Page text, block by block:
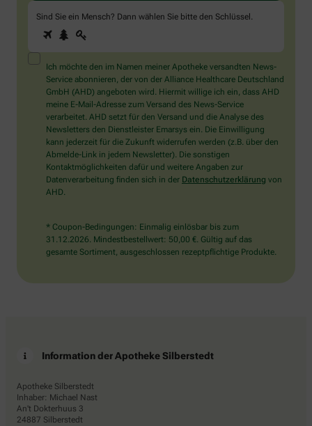
Sind Sie ein Mensch? Dann wählen Sie bitte den Schlüssel .
Sind
Sie
ein
Mensch?
Dann
wählen
Sie
bitte
den
Schlüssel.
1 2
Ich möchte den im Namen meiner Apotheke versandten News-
Service abonnieren, der von der Alliance Healthcare Deutschland
GmbH (AHD) angeboten wird. Hiermit willige ich ein, dass AHD
meine E-Mail-Adresse zum Versand des News-Service
verarbeitet. AHD setzt für den Versand und die Analyse des
Newsletters den Dienstleister Emarsys ein. Die Einwilligung
kann jederzeit für die Zukunft widerrufen werden (z.B. über den
Abmelde-Link in jedem Newsletter). Die sonstigen
Kontaktmöglichkeiten dafür und weitere Angaben zur
Datenverarbeitung finden sich in der Datenschutzerklärung von
AHD.
* Coupon-Bedingungen: Einmalig einlösbar bis zum
31.12.2026. Mindestbestellwert: 50,00 €. Gültig auf das
gesamte Sortiment, ausgeschlossen rezeptpflichtige Produkte.
Information der Apotheke Silberstedt
Apotheke Silberstedt
Inhaber: Michael Nast
An't Dokterhuus 3
24887 Silberstedt